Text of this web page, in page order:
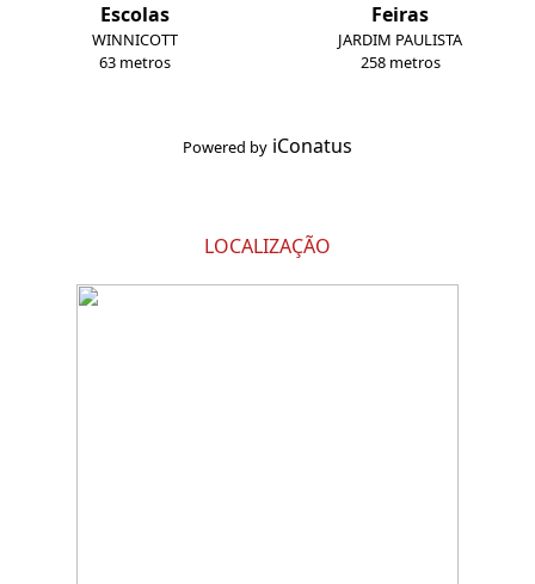
Escolas
WINNICOTT
63 metros
Feiras
JARDIM PAULISTA
258 metros
Powered by iConatus
LOCALIZAÇÃO